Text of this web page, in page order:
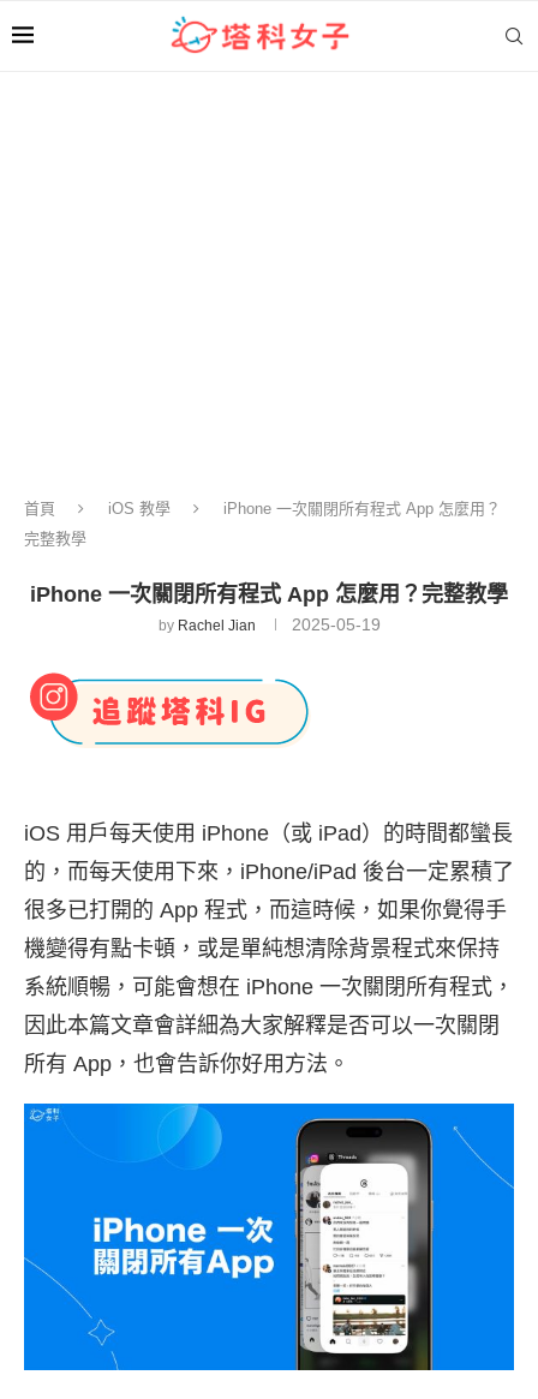
首頁 iOS 教學
iPhone 一次關閉所有程式 App 怎麼用？
完整教學
iPhone 一次關閉所有程式 App 怎麼用？完整教學
by Rachel Jian 2025-05-19
iOS 用戶每天使用 iPhone（或 iPad）的時間都蠻長
的，而每天使用下來，iPhone/iPad 後台一定累積了
很多已打開的 App 程式，而這時候，如果你覺得手
機變得有點卡頓，或是單純想清除背景程式來保持
系統順暢，可能會想在 iPhone 一次關閉所有程式，
因此本篇文章會詳細為大家解釋是否可以一次關閉
所有 App，也會告訴你好用方法。